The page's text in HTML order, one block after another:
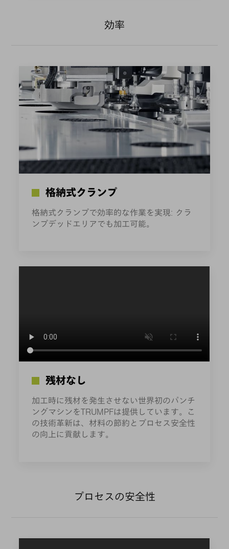
効率
格納式クランプ
格納式クランプで効率的な作業を実現: クラ
ンプデッドエリアでも加工可能。
残材なし
加工時に残材を発生させない世界初のパンチ
ングマシンをTRUMPFは提供しています。こ
の技術革新は、材料の節約とプロセス安全性
の向上に貢献します。
プロセスの安全性